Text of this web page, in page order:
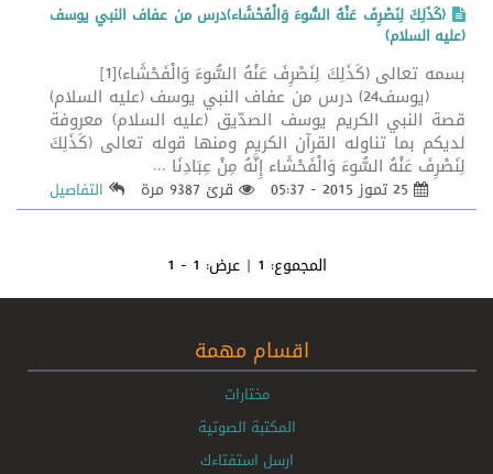
(كَذَلِكَ لِنَصْرِفَ عَنْهُ السُّوءَ وَالْفَحْشَاء)درس من عفاف النبي يوسف
(عليه السلام)
بسمه تعالى (كَذَلِكَ لِنَصْرِفَ عَنْهُ السُّوءَ وَالْفَحْشَاء)[1]
(يوسف24) درس من عفاف النبي يوسف (عليه السلام)
قصة النبي الكريم يوسف الصدّيق (عليه السلام) معروفة
لديكم بما تناوله القرآن الكريم ومنها قوله تعالى (كَذَلِكَ
لِنَصْرِفَ عَنْهُ السُّوءَ وَالْفَحْشَاء إِنَّهُ مِنْ عِبَادِنَا ...
قرئ 9387 مرة التفاصيل
المجموع: 1 | عرض: 1 - 1
اقسام مهمة
مختارات
المكتبة الصوتية
ارسل استفتاءك